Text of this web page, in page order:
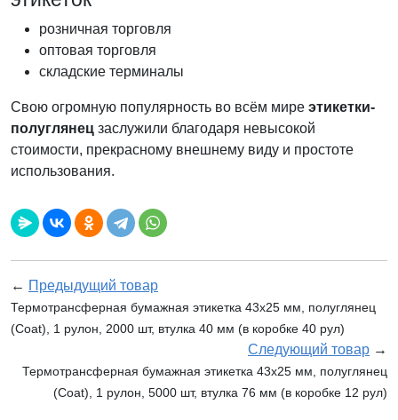
розничная торговля
оптовая торговля
складские терминалы
Свою огромную популярность во всём мире этикетки-
полуглянец заслужили благодаря невысокой
стоимости, прекрасному внешнему виду и простоте
использования.
← Предыдущий товар
Термотрансферная бумажная этикетка 43х25 мм, полуглянец
(Coat), 1 рулон, 2000 шт, втулка 40 мм (в коробке 40 рул)
Следующий товар →
Термотрансферная бумажная этикетка 43х25 мм, полуглянец
(Coat), 1 рулон, 5000 шт, втулка 76 мм (в коробке 12 рул)